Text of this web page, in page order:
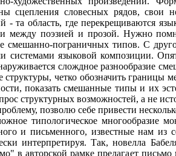
сцепления словесных рядов, свои
- та область, где перекрещиваются
между поэзией и прозой. Нужно
смешанно-пограничных типов. С
языковой композиции.
слождное разнообразие
структуры, четко обозначить
показать смешанные типы и их
структурных возможностей, а не
позволю себе привести
типологическое
и письменного, известные нам из
интерпретируя. Так, новелла
в авторской рамке прелагает